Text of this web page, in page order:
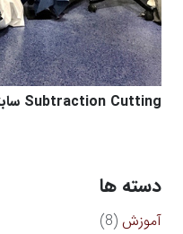
Subtraction Cutting سابترکشن کاتینگ
دسته ها
آموزش (8)